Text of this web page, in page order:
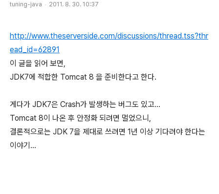
tuning-java 2011. 8. 30. 10:37
http://www.theserverside.com/discussions/thread.tss?thr
ead_id=62891
이 글을 읽어 보면,
JDK7에 적합한 Tomcat 8 을 준비한다고 한다.
게다가 JDK7은 Crash가 발생하는 버그도 있고...
Tomcat 8이 나온 후 안정화 되려면 멀었으니,
결론적으로는 JDK 7을 제대로 쓰려면 1년 이상 기다려야 한다는
이야기...